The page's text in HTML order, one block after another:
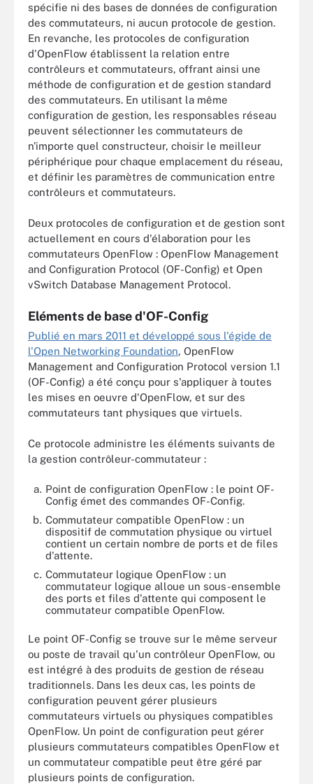
spécifie ni des bases de données de configuration
des commutateurs, ni aucun protocole de gestion.
En revanche, les protocoles de configuration
d'OpenFlow établissent la relation entre
contrôleurs et commutateurs, offrant ainsi une
méthode de configuration et de gestion standard
des commutateurs. En utilisant la même
configuration de gestion, les responsables réseau
peuvent sélectionner les commutateurs de
n'importe quel constructeur, choisir le meilleur
périphérique pour chaque emplacement du réseau,
et définir les paramètres de communication entre
contrôleurs et commutateurs.
Deux protocoles de configuration et de gestion sont
actuellement en cours d'élaboration pour les
commutateurs OpenFlow : OpenFlow Management
and Configuration Protocol (OF-Config) et Open
vSwitch Database Management Protocol.
Eléments de base d'OF-Config
Publié en mars 2011 et développé sous l'égide de
l'Open Networking Foundation, OpenFlow
Management and Configuration Protocol version 1.1
(OF-Config) a été conçu pour s'appliquer à toutes
les mises en oeuvre d'OpenFlow, et sur des
commutateurs tant physiques que virtuels.
Ce protocole administre les éléments suivants de
la gestion contrôleur-commutateur :
Point de configuration OpenFlow : le point OF-
Config émet des commandes OF-Config.
Commutateur compatible OpenFlow : un
dispositif de commutation physique ou virtuel
contient un certain nombre de ports et de files
d'attente.
Commutateur logique OpenFlow : un
commutateur logique alloue un sous-ensemble
des ports et files d'attente qui composent le
commutateur compatible OpenFlow.
Le point OF-Config se trouve sur le même serveur
ou poste de travail qu'un contrôleur OpenFlow, ou
est intégré à des produits de gestion de réseau
traditionnels. Dans les deux cas, les points de
configuration peuvent gérer plusieurs
commutateurs virtuels ou physiques compatibles
OpenFlow. Un point de configuration peut gérer
plusieurs commutateurs compatibles OpenFlow et
un commutateur compatible peut être géré par
plusieurs points de configuration.